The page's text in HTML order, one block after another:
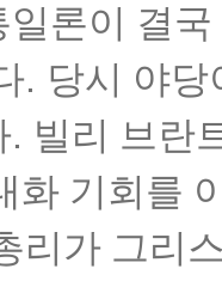
론이 결
. 당시 야
. 빌리 브란
화 기회를
리가 그리